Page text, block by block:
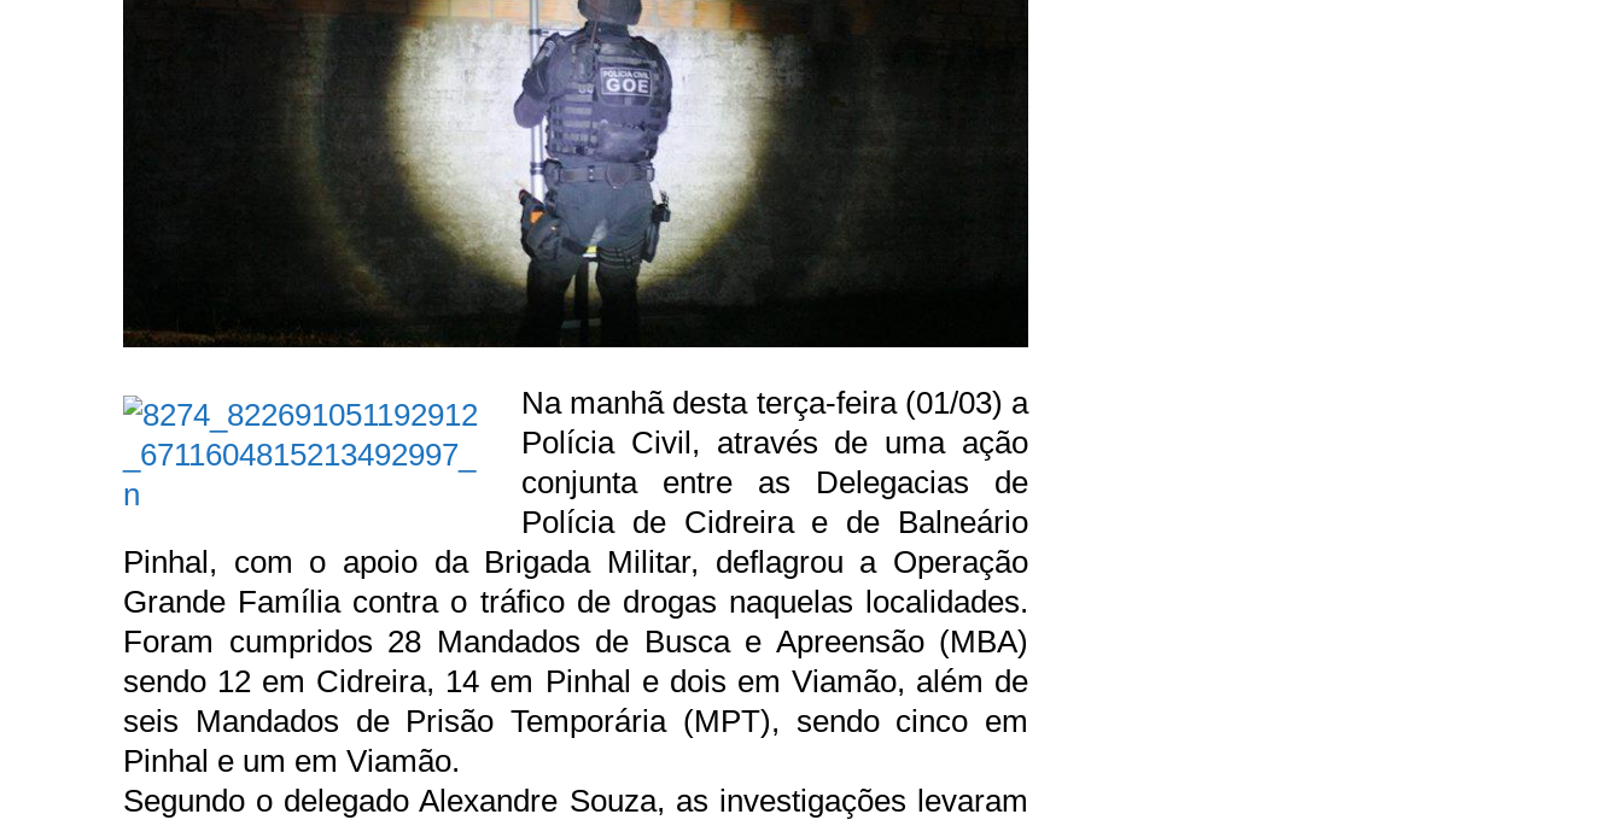
Na manhã desta terça-feira (01/03) a
Polícia Civil, através de uma ação
conjunta entre as Delegacias de
Polícia de Cidreira e de Balneário
Pinhal, com o apoio da Brigada Militar, deflagrou a Operação
Grande Família contra o tráfico de drogas naquelas localidades.
Foram cumpridos 28 Mandados de Busca e Apreensão (MBA)
sendo 12 em Cidreira, 14 em Pinhal e dois em Viamão, além de
seis Mandados de Prisão Temporária (MPT), sendo cinco em
Pinhal e um em Viamão.
Segundo o delegado Alexandre Souza, as investigações levaram